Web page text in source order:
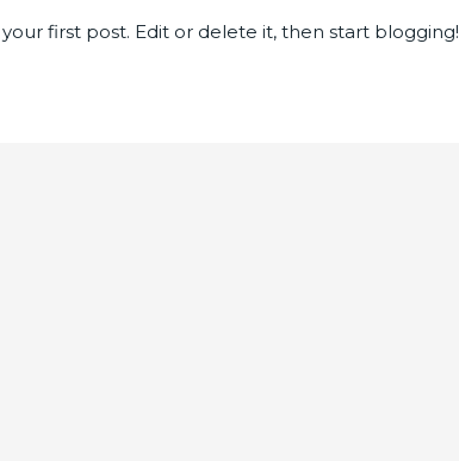
your first post. Edit or delete it, then start blogging!